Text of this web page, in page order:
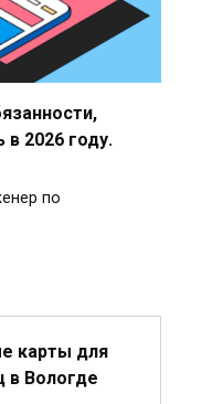
в 2026 году.
по
карты для
в Вологде